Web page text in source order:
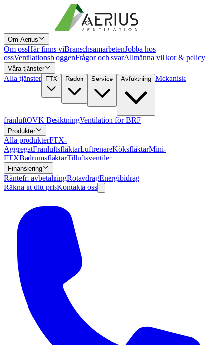
Om Aerius
Om ossHär finns viBranschsamarbetenJobba hos
ossVentilationsbloggenFrågor och svarAllmänna villkor & policy
Våra tjänster
Alla tjänster FTX Radon Service Avfuktning Mekanisk
frånluftOVK BesiktningVentilation för BRF
Produkter
Alla produkterFTX-
AggregatFrånluftsfläktarLuftrenareKöksfläktarMini-
FTXBadrumsfläktarTilluftsventiler
Finansiering
Räntefri avbetalningRotavdragEnergibidrag
Räkna ut ditt prisKontakta oss